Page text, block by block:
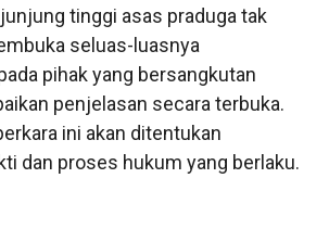
tinggi asas praduga tak
seluas-luasnya
pihak yang bersangkutan
penjelasan secara terbuka.
ini akan ditentukan
dan proses hukum yang berlaku.